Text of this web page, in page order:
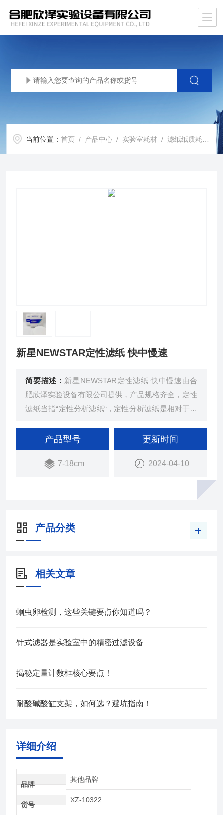
当前位置：首页 / 产品中心 / 实验室耗材 /滤纸纸质耗材 /
新星NEWSTAR定性滤纸 快中慢速
简要描述： 新星NEWSTAR定性滤纸 快中慢速由合
肥欣泽实验设备有限公司提供，产品规格齐全，定性
滤纸当指“定性分析滤纸“，定性分析滤纸是相对于定
具有良好过滤性能的纸，纸质疏松，对液体有强烈的
吸收性能。
产品型号
7-18cm
更新时间
2024-04-10
产品分类
相关文章
蛔虫卵检测，这些关键要点你知道吗？
针式滤器是实验室中的精密过滤设备
揭秘定量计数框核心要点！
耐酸碱酸缸支架，如何选？避坑指南！
详细介绍
品牌
其他品牌
货号
XZ-10322